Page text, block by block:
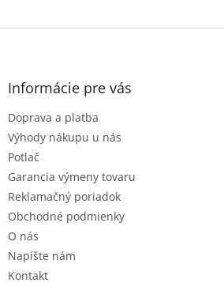
Z
Informácie pre vás
Doprava a platba
Výhody nákupu u nás
Potlač
Garancia výmeny tovaru
Reklamačný poriadok
Obchodné podmienky
O nás
Napíšte nám
Kontakt